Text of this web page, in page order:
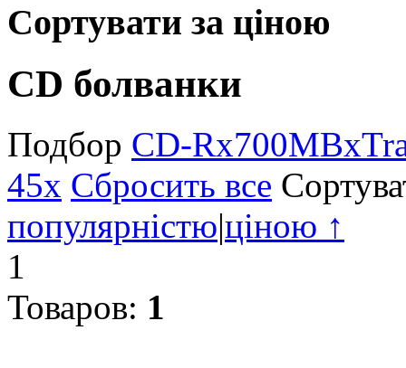
Сортувати за ціною
CD болванки
Подбор CD-Rx700MBx
45x Сбросить все
популярністю|ціною ↑
1
Товаров: 1